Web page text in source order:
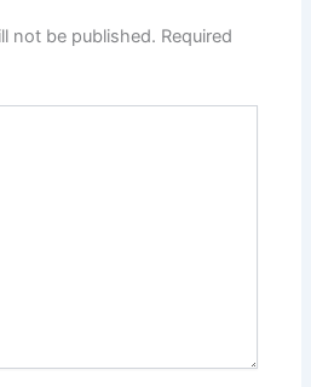
not be published. Required